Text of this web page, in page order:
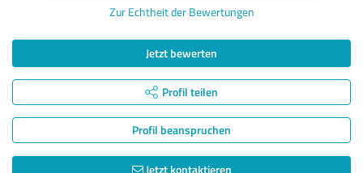
Zur Echtheit der Bewertungen
Jetzt bewerten
Profil teilen
Profil beanspruchen
Jetzt kontaktieren